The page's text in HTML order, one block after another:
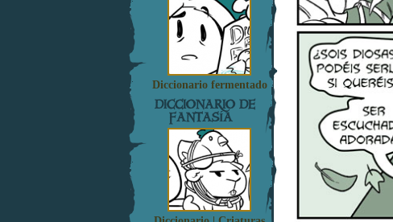
Diccionario fermentado
DICCIONARIO DE
FANTASÍA